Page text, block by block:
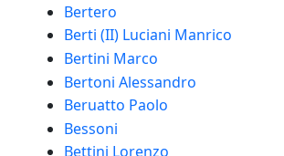
Bertero
Berti (II) Luciani Manrico
Bertini Marco
Bertoni Alessandro
Beruatto Paolo
Bessoni
Bettini Lorenzo